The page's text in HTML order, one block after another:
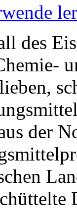
des
der